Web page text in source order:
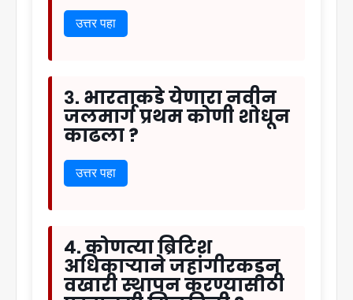
उत्तर पहा
३. भारताकडे येणारा नवीन
जलमार्ग प्रथम कोणी शोधून
काढला ?
उत्तर पहा
४. कोणत्या ब्रिटिश
अधिकाऱ्याने जहांगीरकडून
वखारी स्थापन करण्यासाठी